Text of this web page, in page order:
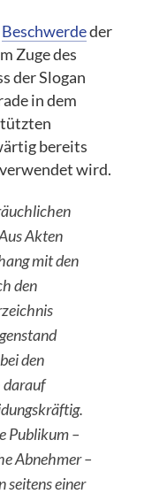
Beschwerdeder
Zuge des
der Slogan
in dem
bereits
wird.
Akten
mit den
den
den
darauf
Publikum –
Abnehmer –
seitens einer